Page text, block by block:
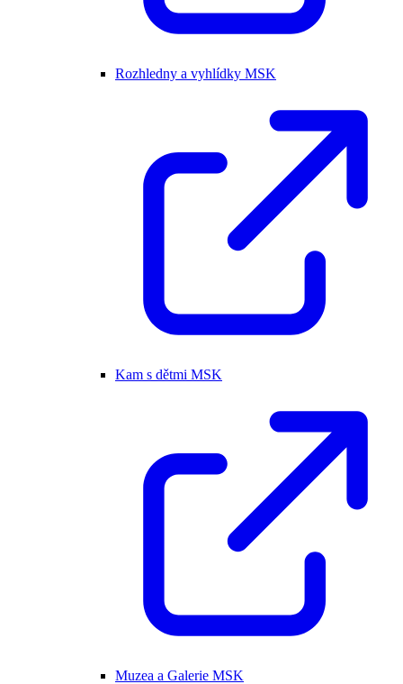
Rozhledny a vyhlídky MSK
Kam s dětmi MSK
Muzea a Galerie MSK